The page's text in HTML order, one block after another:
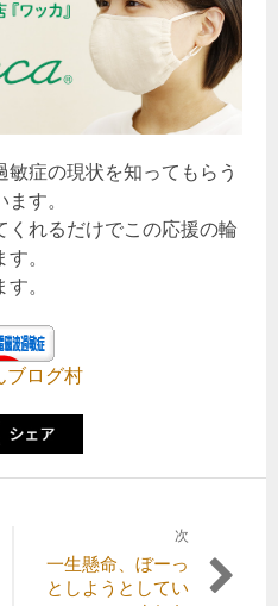
症の現状を知ってもらう
す。
くれるだけでこの応援の輪
。
。
ブログ村
次
次一生懸命、ぼーっ
としようとしてい